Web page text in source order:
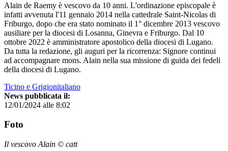
Alain de Raemy è vescovo da 10 anni. L'ordinazione episcopale è
infatti avvenuta l'11 gennaio 2014 nella cattedrale Saint-Nicolas di
Friburgo, dopo che era stato nominato il 1° dicembre 2013 vescovo
ausiliare per la diocesi di Losanna, Ginevra e Friburgo. Dal 10
ottobre 2022 è amministratore apostolico della diocesi di Lugano.
Da tutta la redazione, gli auguri per la ricorrenza: Signore continui
ad accompagnare mons. Alain nella sua missione di guida dei fedeli
della diocesi di Lugano.
Ticino e Grigionitaliano
News pubblicata il:
12/01/2024 alle 8:02
Foto
Il vescovo Alain © catt